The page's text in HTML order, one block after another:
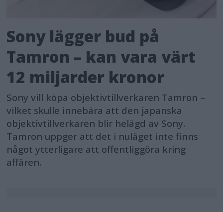
Sony lägger bud på
Tamron – kan vara värt
12 miljarder kronor
Sony vill köpa objektivtillverkaren Tamron –
vilket skulle innebära att den japanska
objektivtillverkaren blir helägd av Sony.
Tamron uppger att det i nuläget inte finns
något ytterligare att offentliggöra kring
affären.